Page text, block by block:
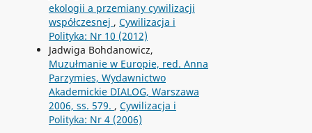
ekologii a przemiany cywilizacji
współczesnej , Cywilizacja i
Polityka: Nr 10 (2012)
Jadwiga Bohdanowicz,
Muzułmanie w Europie, red. Anna
Parzymies, Wydawnictwo
Akademickie DIALOG, Warszawa
2006, ss. 579. , Cywilizacja i
Polityka: Nr 4 (2006)